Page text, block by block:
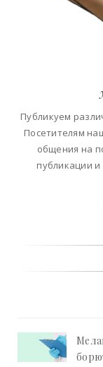
Публикуем
Посетителям
общения на
публикации